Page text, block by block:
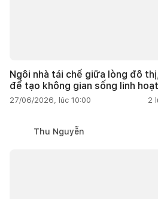
Ngôi nhà tái chế giữa lòng đô
để tạo không gian sống linh hoạt
27/06/2026, lúc 10:00 2
Thu Nguyễn